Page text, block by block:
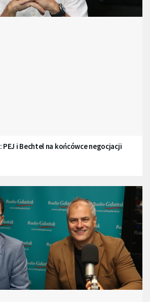
i Bechtel na końcówce negocjacji